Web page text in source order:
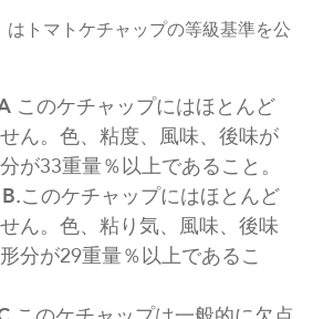
はトマトケチャップの等級基準を公
このケチャップにはほとんど
ん。色、粘度、風味、後味が
が33重量％以上であること。
このケチャップにはほとんど
ん。色、粘り気、風味、後味
分が29重量％以上であるこ